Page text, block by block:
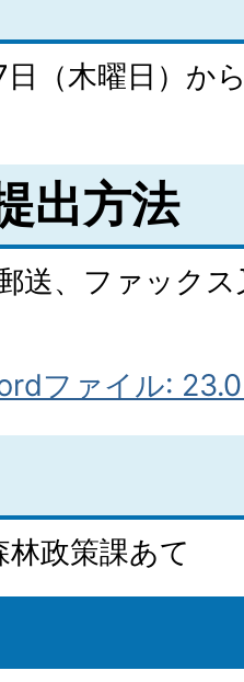
（木曜日）か
出方法
送、ファック
ファイル:
政策課あて